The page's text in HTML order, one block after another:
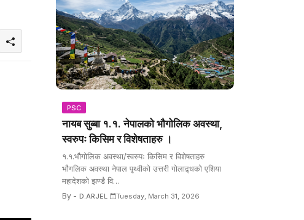
PSC
नायब सुब्बा १.१. नेपालको भौगोलिक अवस्था,
स्वरुपः किसिम र विशेषताहरु ।
१.१.भौगोलिक अवस्था/स्वरुपः किसिम र विशेषताहरु
भौगलिक अवस्था नेपाल पृथ्वीको उत्तरी गोलाद्र्धको एशिया
महादेशको झण्डै वि…
By - D.ARJEL Tuesday, March 31, 2026